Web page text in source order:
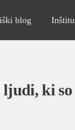
blog
ljudi, ki